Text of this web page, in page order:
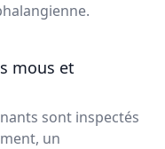
mous et
sont inspectés
un